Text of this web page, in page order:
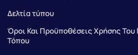
Δελτία τύπου
Όροι Και Προϋποθέσεις Χρήσης Του
Τόπου